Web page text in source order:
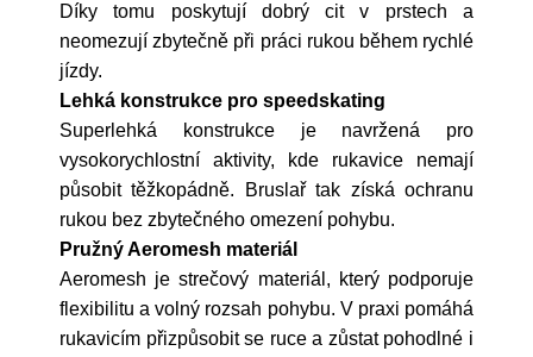
Díky tomu poskytují dobrý cit v prstech a
neomezují zbytečně při práci rukou během rychlé
jízdy.
Lehká konstrukce pro speedskating
Superlehká konstrukce je navržená pro
vysokorychlostní aktivity, kde rukavice nemají
působit těžkopádně. Bruslař tak získá ochranu
rukou bez zbytečného omezení pohybu.
Pružný Aeromesh materiál
Aeromesh je strečový materiál, který podporuje
flexibilitu a volný rozsah pohybu. V praxi pomáhá
rukavicím přizpůsobit se ruce a zůstat pohodlné i